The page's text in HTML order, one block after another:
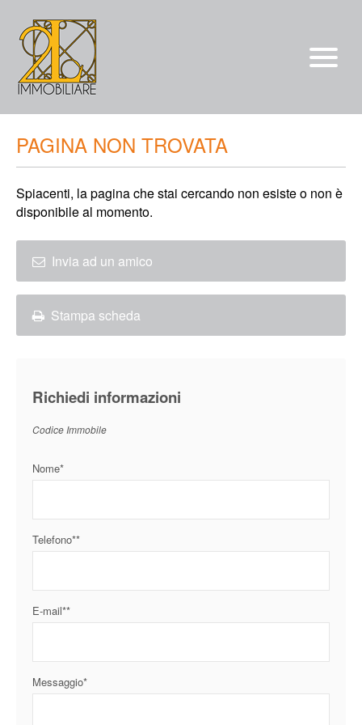
Affitti
chi siamo
Contatti
PAGINA NON TROVATA
Spiacenti, la pagina che stai cercando non esiste o non è
disponibile al momento.
Invia ad un amico
Stampa scheda
Richiedi informazioni
Codice Immobile
Nome*
Telefono**
E-mail**
Messaggio*